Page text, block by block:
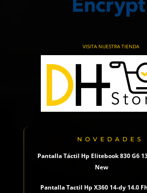
VISITA NUESTRA TIENDA
NOVEDADES
Pantalla Táctil Hp Elitebook 830 G6
New
Pantalla Tactil Hp X360 14-dy 14.0